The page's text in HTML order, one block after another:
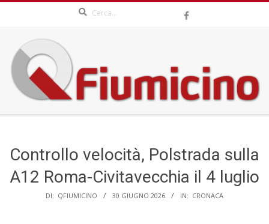
content
QFIUMICINO.COM
MenuControllo velocità, Polstrada sulla
A12 Roma-Civitavecchia il 4 luglio
DI: QFIUMICINO 30 GIUGNO 2026 IN: CRONACA